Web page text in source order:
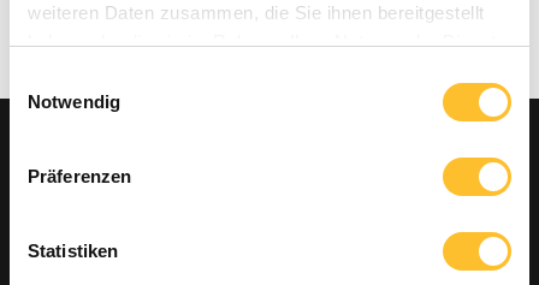
weiteren Daten zusammen, die Sie ihnen bereitgestellt
haben oder die sie im Rahmen Ihrer Nutzung der Dienste
Notwendig
Präferenzen
Statistiken